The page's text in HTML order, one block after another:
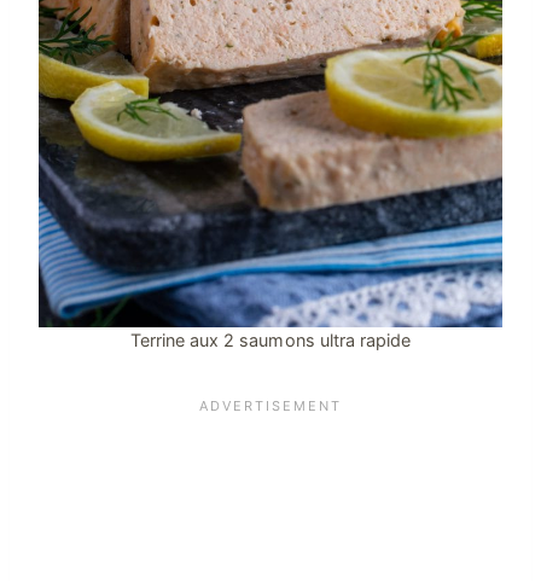
Terrine aux 2 saumons ultra rapide